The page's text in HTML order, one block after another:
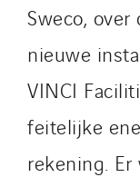
Sweco,
nieuwe
VINCI
feitelijke
rekening.